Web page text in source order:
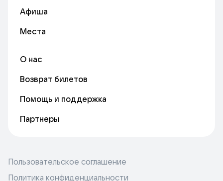
Афиша
Места
О нас
Возврат билетов
Помощь и поддержка
Партнеры
Пользовательское соглашение
Политика конфиденциальности